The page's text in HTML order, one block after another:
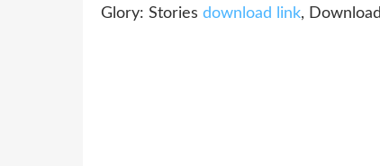
Glory: Stories download link,